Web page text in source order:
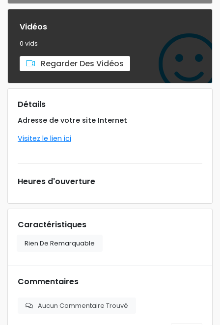
Vidéos
0 vids
Regarder Des Vidéos
Détails
Adresse de votre site Internet
Visitez le lien ici
Heures d'ouverture
Caractéristiques
Rien De Remarquable
Commentaires
Aucun Commentaire Trouvé